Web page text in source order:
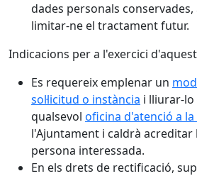
dades personals
limitar-ne el tractament futur.
Indicacions per a l'exercici
Es requereix emplenar un
sol·licitud o instància i lliurar-lo
qualsevol oficina d'atenció a
l'Ajuntament i caldrà acreditar
persona interessada.
En els drets de rectificació,